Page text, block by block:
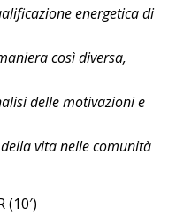
energetica di
così diversa,
delle motivazioni e
vita nelle comunità
(10′)